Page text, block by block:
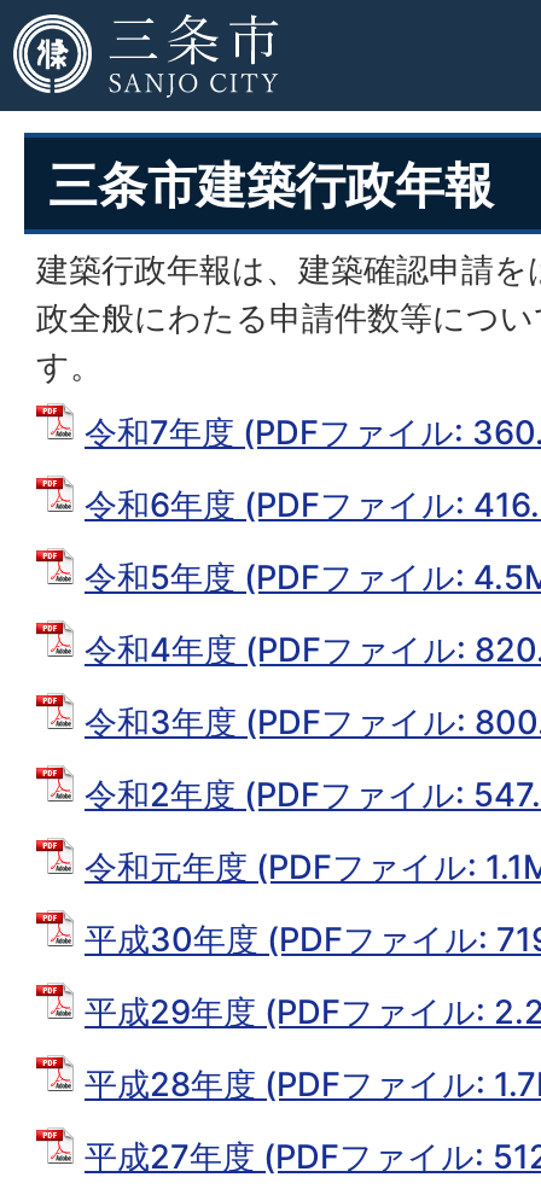
三条市建築行政年報
建築行政年報は、建築確認申請
政全般にわたる申請件数等につ
す。
令和7年度 (PDFファイル:
令和6年度 (PDFファイル:
令和5年度 (PDFファイル:
令和4年度 (PDFファイル:
令和3年度 (PDFファイル:
令和2年度 (PDFファイル:
令和元年度 (PDFファイル:
平成30年度 (PDFファイル:
平成29年度 (PDFファイル:
平成28年度 (PDFファイル:
平成27年度 (PDFファイル: